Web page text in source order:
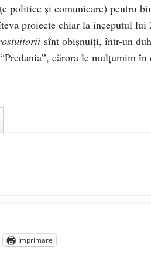
politice şi comunicare) pentru
proiecte chiar la începutul lui
sînt obişnuiţi, într-un
cărora le mulţumim
Ucrainei, Volodymyr
aprilie 2026
poetului Octavian Goga,
Imprimare